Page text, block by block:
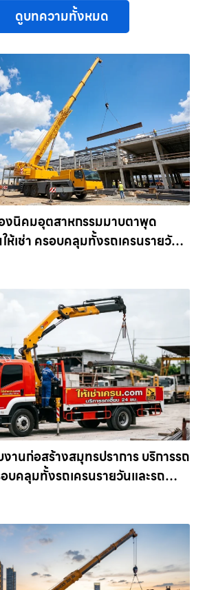
ดูบทความทั้งหมด
งนิคมอุตสาหกรรมมาบตาพุด
ห้เช่า ครอบคลุมทั้งรถเครนรายวัน
านก่อสร้างสมุทรปราการ บริการรถ
อบคลุมทั้งรถเครนรายวันและรถ